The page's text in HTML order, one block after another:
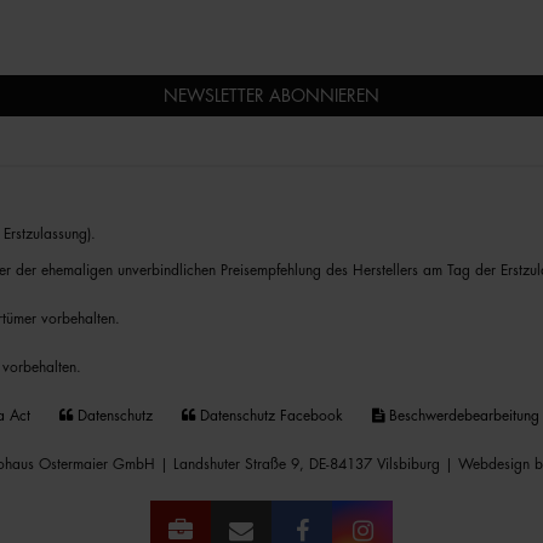
NEWSLETTER ABONNIEREN
ehemaligen unverbindlichen Preisempfehlung des Herstellers am Tag der
vorbehalten.
Act Datenschutz Datenschutz Facebook Beschwerdebearbeitung
Ostermaier GmbH | Landshuter Straße 9, DE-84137 Vilsbiburg | Webdesign